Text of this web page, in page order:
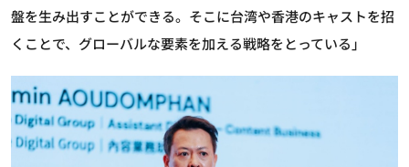
盤を生み出すことができる。そこに台湾や香港のキャストを招
くことで、グローバルな要素を加える戦略をとっている」